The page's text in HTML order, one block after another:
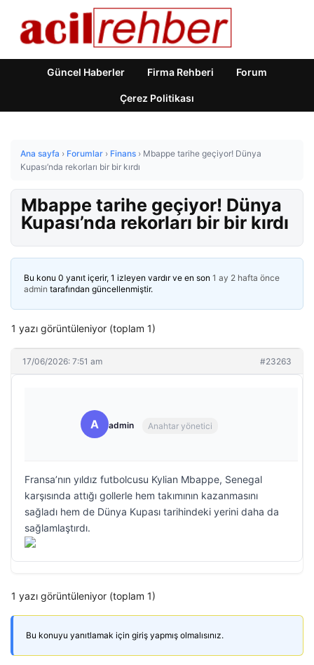
Güncel Haberler Firma Rehberi Forum
Çerez Politikası
Ana sayfa › Forumlar › Finans › Mbappe tarihe geçiyor! Dünya
Kupası’nda rekorları bir bir kırdı
Mbappe tarihe geçiyor! Dünya
Kupası’nda rekorları bir bir kırdı
Bu konu 0 yanıt içerir, 1 izleyen vardır ve en son 1 ay 2 hafta önce
admin tarafından güncellenmiştir.
1 yazı görüntüleniyor (toplam 1)
17/06/2026: 7:51 am #23263
A admin Anahtar yönetici
Fransa’nın yıldız futbolcusu Kylian Mbappe, Senegal
karşısında attığı gollerle hem takımının kazanmasını
sağladı hem de Dünya Kupası tarihindeki yerini daha da
sağlamlaştırdı.
1 yazı görüntüleniyor (toplam 1)
Bu konuyu yanıtlamak için giriş yapmış olmalısınız.